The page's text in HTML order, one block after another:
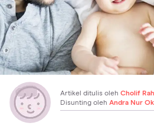
Artikel ditulis oleh Cholif
Disunting oleh Andra Nur